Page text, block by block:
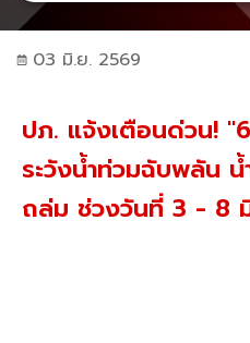
03 มิ.ย. 2569
ปภ. แจ้งเตือนด่วน!
ระวังน้ำท่วมฉับพลัน
ถล่ม ช่วงวันที่ 3 - 8